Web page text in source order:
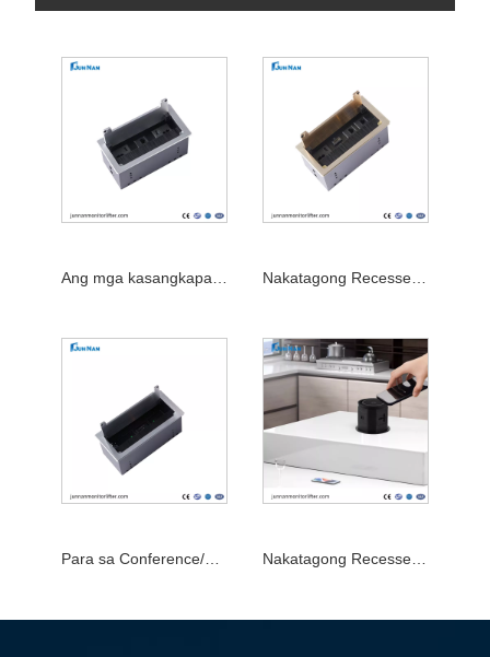
Nakatagong Recessed Desktop Power Outlet Conference Table na may USB Port
Para sa Conference/Office Hidden Desktop Smart Power Electric Socket Nakatagong Recessed Office Tabletop Power Outlet Conference Table Flip Up Socket Sa USB Port